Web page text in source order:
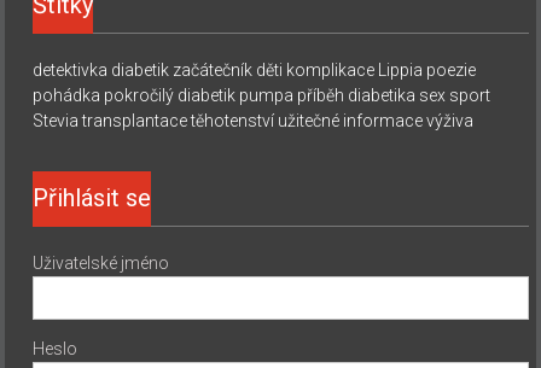
detektivka diabetik začátečník děti komplikace Lippia poezie
pohádka pokročilý diabetik pumpa příběh diabetika sex sport
Stevia transplantace těhotenství užitečné informace výživa
Přihlásit se
Uživatelské jméno
Heslo